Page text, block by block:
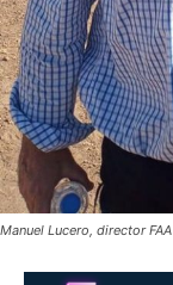
Manuel Lucero, director FAA